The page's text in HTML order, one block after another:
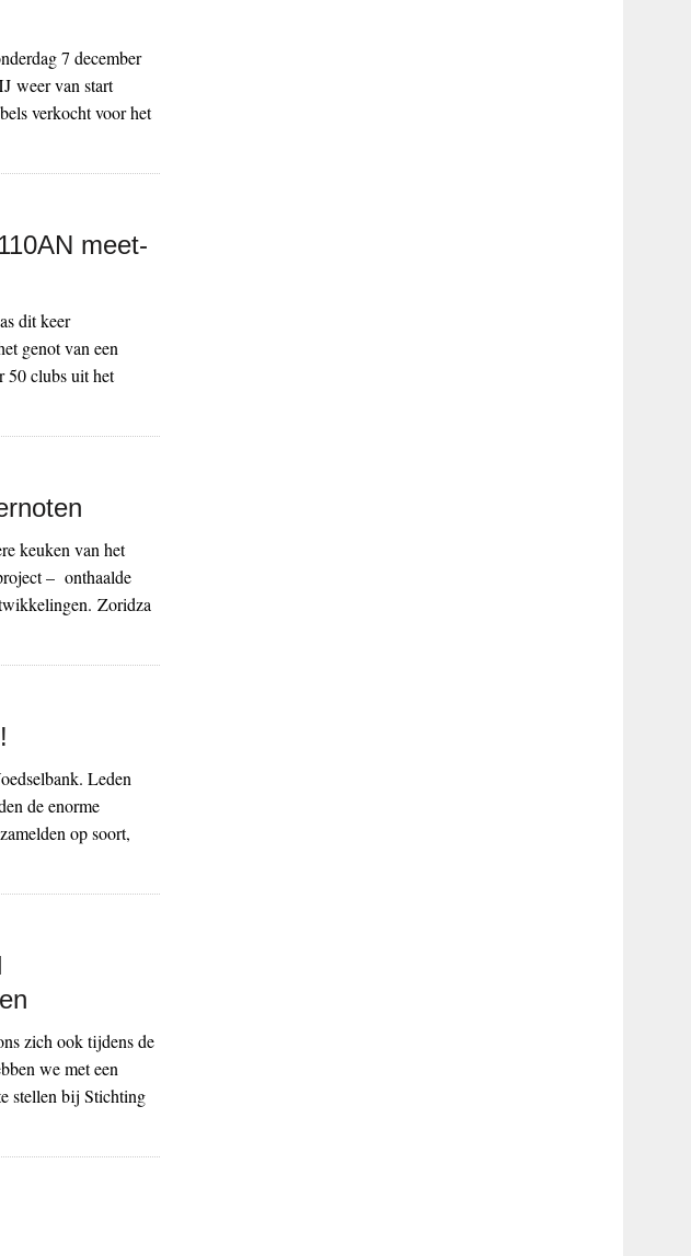
7 december
weer van start
verkocht voor het
meet-
dit keer
genot van een
50 clubs uit het
keuken van het
– onthaalde
Zoridza
Leden
de enorme
op soort,
zich ook tijdens de
we met een
stellen bij Stichting